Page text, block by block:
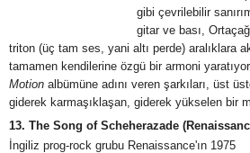
gibi çevrilebilir
gitar ve bası,
triton (üç tam ses, yani altı perde) aralıklara
tamamen kendilerine özgü bir armoni
Motion albümüne adını veren şarkıları, üst
giderek karmaşıklaşan, giderek yükselen bir
13. The Song of Scheherazade
İngiliz prog-rock grubu Renaissance'ın 1975